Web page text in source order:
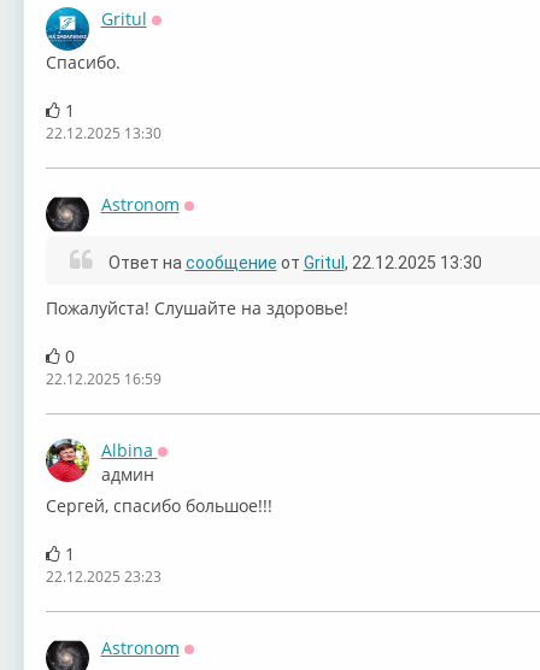
Gritul
Спасибо.
1
22.12.2025 13:30
Astronom
Ответ на сообщение от Gritul , 22.12.2025 13:30
Пожалуйста! Слушайте на здоровье!
0
22.12.2025 16:59
Albina
Оффлайн
админ
Сергей, спасибо большое!!!
1
22.12.2025 23:23
Astronom